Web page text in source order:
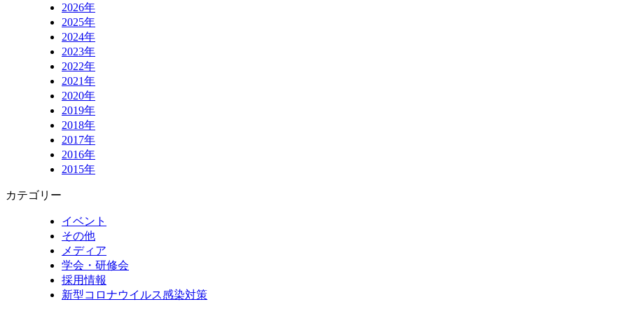
2026年
2025年
2024年
2023年
2022年
2021年
2020年
2019年
2018年
2017年
2016年
2015年
カテゴリー
イベント
その他
メディア
学会・研修会
採用情報
新型コロナウイルス感染対策